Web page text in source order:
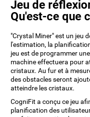
Jeu de
Qu'est-ce que
"Crystal Miner" est un jeu
l'estimation, la
jeu est de programmer
machine effectuera pour
cristaux. Au fur et à
des obstacles seront
atteindre les cristaux.
CogniFit a conçu ce jeu
planification des